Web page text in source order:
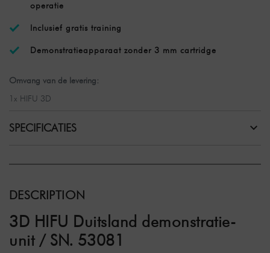
operatie
Inclusief gratis training
Demonstratieapparaat zonder 3 mm cartridge
Omvang van de levering:
1x HIFU 3D
SPECIFICATIES
DESCRIPTION
3D HIFU Duitsland demonstratie-
unit / SN. 53081